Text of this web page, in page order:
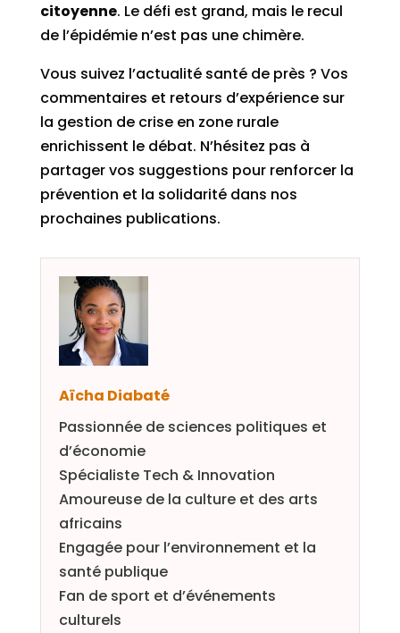
citoyenne. Le défi est grand, mais le recul
de l’épidémie n’est pas une chimère.
Vous suivez l’actualité santé de près ? Vos
commentaires et retours d’expérience sur
la gestion de crise en zone rurale
enrichissent le débat. N’hésitez pas à
partager vos suggestions pour renforcer la
prévention et la solidarité dans nos
prochaines publications.
Aïcha Diabaté
Passionnée de sciences politiques et
d’économie
Spécialiste Tech & Innovation
Amoureuse de la culture et des arts
africains
Engagée pour l’environnement et la
santé publique
Fan de sport et d’événements
culturels